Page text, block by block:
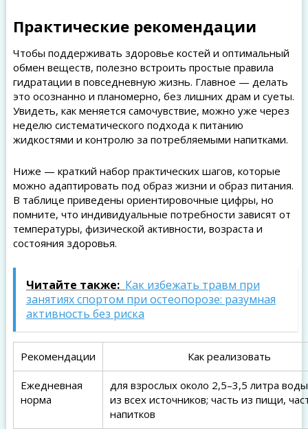
Практические рекомендации
Чтобы поддерживать здоровье костей и оптимальный
обмен веществ, полезно встроить простые правила
гидратации в повседневную жизнь. Главное — делать
это осознанно и планомерно, без лишних драм и суеты.
Увидеть, как меняется самочувствие, можно уже через
неделю систематического подхода к питанию
жидкостями и контролю за потребляемыми напитками.
Ниже — краткий набор практических шагов, которые
можно адаптировать под образ жизни и образ питания.
В таблице приведены ориентировочные цифры, но
помните, что индивидуальные потребности зависят от
температуры, физической активности, возраста и
состояния здоровья.
Читайте также: Как избежать травм при
занятиях спортом при остеопорозе: разумная
активность без риска
Рекомендации Как реализовать
Ежедневная
норма
для взрослых около 2,5–3,5 литра
из всех источников; часть из пищи,
напитков